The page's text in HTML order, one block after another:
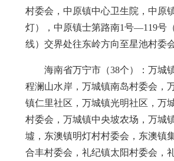
村委会，中原镇中心卫生院，中
灯），中原镇士第路南1号—119号
线）交界处往东岭方向至星池村委
海南省万宁市（38个）：万城
程澜山水岸，万城镇南岛村委会，
镇仁里社区，万城镇光明社区，万
村委会，万城镇中央坡农场，万城
墟，东澳镇明灯村村委会，东澳镇
合丰村委会，礼纪镇太阳村委会，